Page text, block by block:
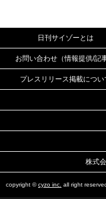
日刊サイゾーとは
お問い合わせ（情報提供/記事
プレスリリース掲載につい
株式
copyright ©cyzo inc. all right